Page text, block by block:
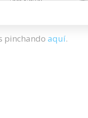
pinchando aquí.